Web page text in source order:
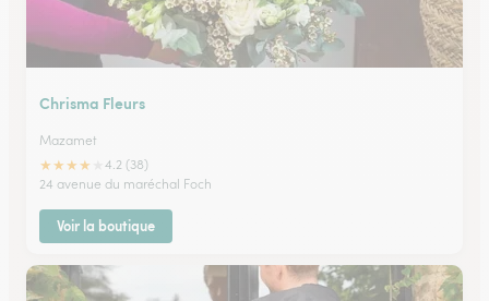
Chrisma Fleurs
Mazamet
★★★★
4.2 (38)
24 avenue du maréchal Foch
Voir la boutique